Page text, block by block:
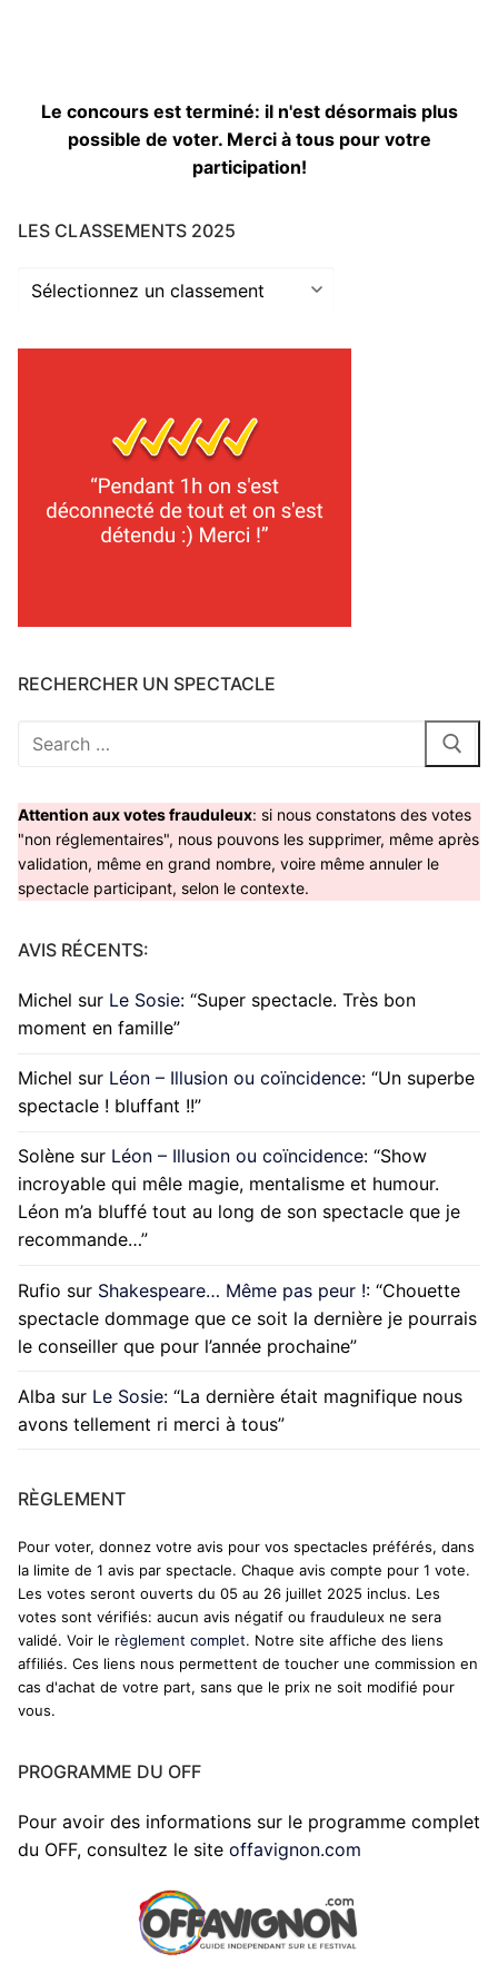
Le concours est terminé: il n'est désormais plus
possible de voter. Merci à tous pour votre
participation!
LES CLASSEMENTS 2025
Les
RECHERCHER UN SPECTACLE
Rechercher
Attention aux votes frauduleux: si nous constatons des votes
"non réglementaires", nous pouvons les supprimer, même après
validation, même en grand nombre, voire même annuler le
spectacle participant, selon le contexte.
AVIS RÉCENTS:
Michel sur Le Sosie: “Super spectacle. Très bon
moment en famille”
Michel sur Léon – Illusion ou coïncidence: “Un superbe
spectacle ! bluffant !!”
Solène sur Léon – Illusion ou coïncidence: “Show
incroyable qui mêle magie, mentalisme et humour.
Léon m’a bluffé tout au long de son spectacle que je
recommande…”
Rufio sur Shakespeare… Même pas peur !: “Chouette
spectacle dommage que ce soit la dernière je pourrais
le conseiller que pour l’année prochaine”
Alba sur Le Sosie: “La dernière était magnifique nous
avons tellement ri merci à tous”
RÈGLEMENT
Pour voter, donnez votre avis pour vos spectacles préférés, dans
la limite de 1 avis par spectacle. Chaque avis compte pour 1 vote.
Les votes seront ouverts du 05 au 26 juillet 2025 inclus. Les
votes sont vérifiés: aucun avis négatif ou frauduleux ne sera
validé. Voir le règlement complet. Notre site affiche des liens
affiliés. Ces liens nous permettent de toucher une commission en
cas d'achat de votre part, sans que le prix ne soit modifié pour
vous.
PROGRAMME DU OFF
Pour avoir des informations sur le programme complet
du OFF, consultez le site offavignon.com